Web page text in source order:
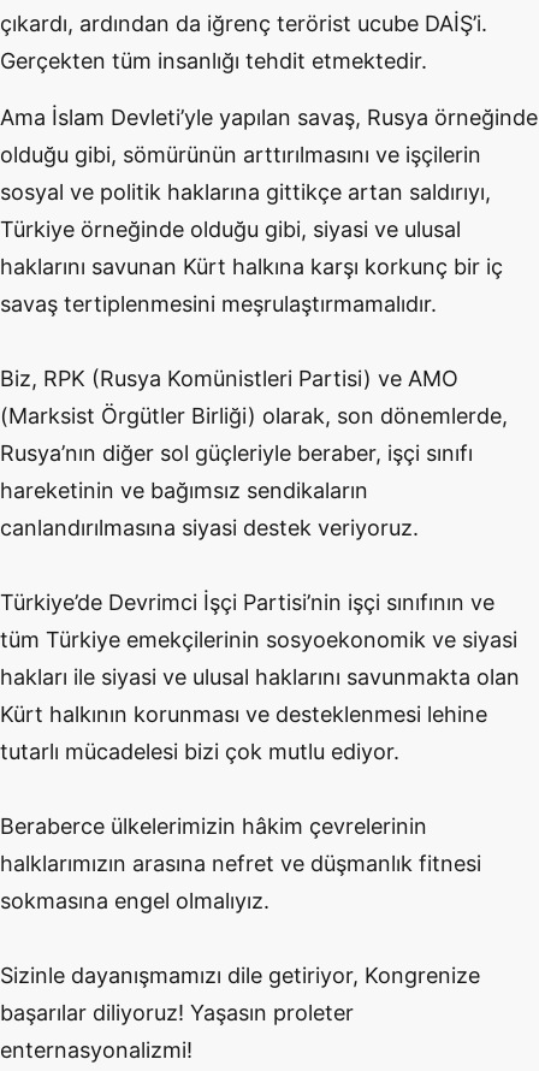
çıkardı, ardından da iğrenç terörist ucube DAİŞ’i.
Gerçekten tüm insanlığı tehdit etmektedir.
Ama İslam Devleti’yle yapılan savaş, Rusya örneğinde
olduğu gibi, sömürünün arttırılmasını ve işçilerin
sosyal ve politik haklarına gittikçe artan saldırıyı,
Türkiye örneğinde olduğu gibi, siyasi ve ulusal
haklarını savunan Kürt halkına karşı korkunç bir iç
savaş tertiplenmesini meşrulaştırmamalıdır.
Biz, RPK (Rusya Komünistleri Partisi) ve AMO
(Marksist Örgütler Birliği) olarak, son dönemlerde,
Rusya’nın diğer sol güçleriyle beraber, işçi sınıfı
hareketinin ve bağımsız sendikaların
canlandırılmasına siyasi destek veriyoruz.
Türkiye’de Devrimci İşçi Partisi’nin işçi sınıfının ve
tüm Türkiye emekçilerinin sosyoekonomik ve siyasi
hakları ile siyasi ve ulusal haklarını savunmakta olan
Kürt halkının korunması ve desteklenmesi lehine
tutarlı mücadelesi bizi çok mutlu ediyor.
Beraberce ülkelerimizin hâkim çevrelerinin
halklarımızın arasına nefret ve düşmanlık fitnesi
sokmasına engel olmalıyız.
Sizinle dayanışmamızı dile getiriyor, Kongrenize
başarılar diliyoruz! Yaşasın proleter
enternasyonalizmi!